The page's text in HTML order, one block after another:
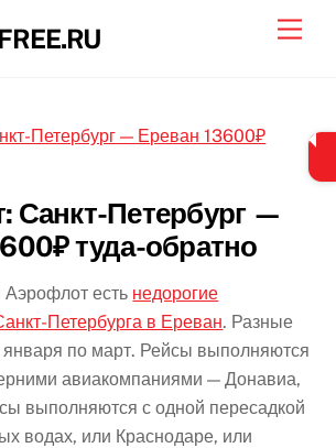
Санкт-Петербург —
туда-обратно
есть недорогие
Петербурга в Ереван. Разные
по март. Рейсы выполняются
авиакомпаниями — Донавиа,
выполняются с одной пересадкой
водах, или Краснодаре, или